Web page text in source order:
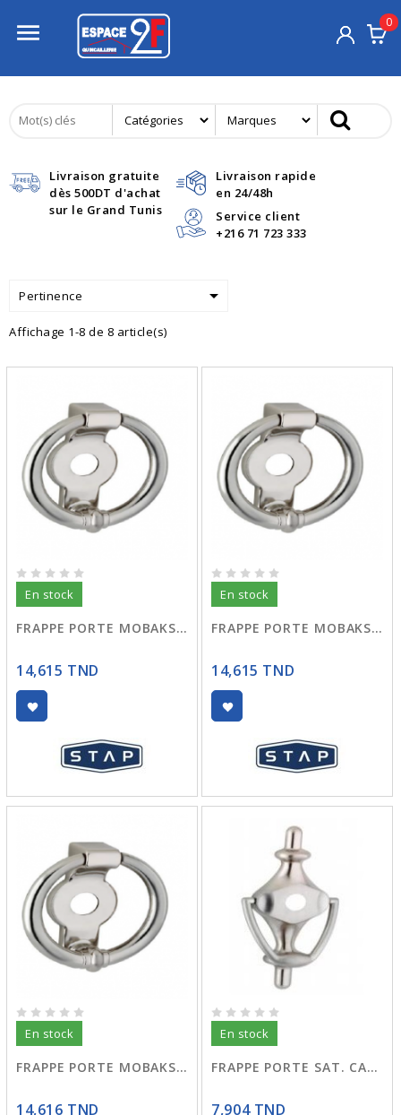
 0
Livraison gratuite
dès 500DT d'achat
sur le Grand Tunis
Livraison rapide
en 24/48h
Service client
+216 71 723 333
Pertinence 
Affichage 1-8 de 8 article(s)
En stock
FRAPPE PORTE MOBAKS BRONZE STAP
14,615 TND
En stock
FRAPPE PORTE MOBAKS SATINE STAP
14,615 TND
En stock
FRAPPE PORTE MOBAKS NOIR STAP
14,616 TND
En stock
FRAPPE PORTE SAT. CARTHAGE STAP
7,904 TND